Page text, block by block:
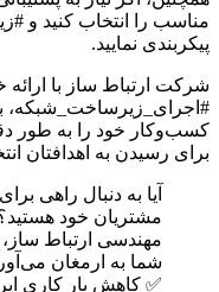
مناسب را انتخاب کنید و
پیکربندی نمایید.
شرکت ارتباط ساز با
#اجرای_زیرساخت_شبکه،
کسب‌وکار خود را به طور
برای رسیدن به اهدافتان
مشتریان خود
مهندسی ارتباط
شما به ارمغان
✅ کاهش بار کاری